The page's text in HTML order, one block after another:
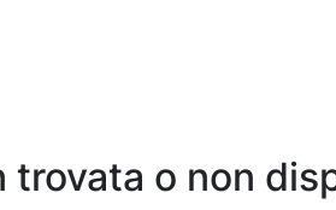
trovata o non